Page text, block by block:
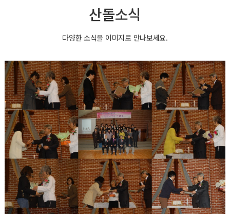
산돌소식
다양한 소식을 이미지로 만나보세요.